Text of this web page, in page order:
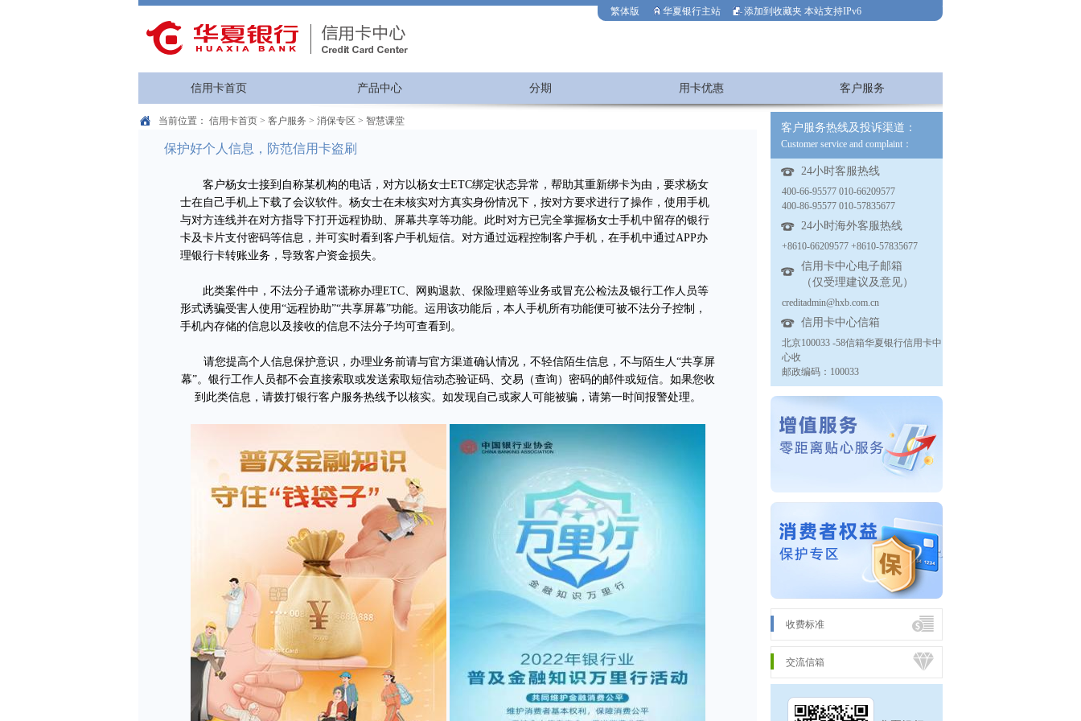
繁体版 华夏银行主站 添加到收藏夹 本站支持IPv6
信用卡首页 产品中心 分期 用卡优惠 客户服务
当前位置： 信用卡首页 > 客户服务 > 消保专区 > 智慧课堂
保护好个人信息，防范信用卡盗刷
客户杨女士接到自称某机构的电话，对方以杨女士ETC绑定状态异常，帮助其重新绑卡为由，要求杨女
士在自己手机上下载了会议软件。杨女士在未核实对方真实身份情况下，按对方要求进行了操作，使用手机
与对方连线并在对方指导下打开远程协助、屏幕共享等功能。此时对方已完全掌握杨女士手机中留存的银行
卡及卡片支付密码等信息，并可实时看到客户手机短信。对方通过远程控制客户手机，在手机中通过APP办
理银行卡转账业务，导致客户资金损失。
此类案件中，不法分子通常谎称办理ETC、网购退款、保险理赔等业务或冒充公检法及银行工作人员等
形式诱骗受害人使用“远程协助”“共享屏幕”功能。运用该功能后，本人手机所有功能便可被不法分子控制，
手机内存储的信息以及接收的信息不法分子均可查看到。
请您提高个人信息保护意识，办理业务前请与官方渠道确认情况，不轻信陌生信息，不与陌生人“共享屏
幕”。银行工作人员都不会直接索取或发送索取短信动态验证码、交易（查询）密码的邮件或短信。如果您收
到此类信息，请拨打银行客户服务热线予以核实。如发现自己或家人可能被骗，请第一时间报警处理。
客户服务热线及投诉渠道：
Customer service and complaint：
24小时客服热线
400-66-95577 010-66209577
400-86-95577 010-57835677
24小时海外客服热线
+8610-66209577 +8610-57835677
信用卡中心电子邮箱
（仅受理建议及意见）
creditadmin@hxb.com.cn
信用卡中心信箱
北京100033 -58信箱华夏银行信用卡中
心收
邮政编码：100033
收费标准
交流信箱